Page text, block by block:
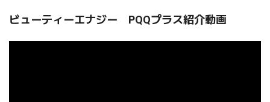
ビューティーエナジー PQQプラス紹介動画